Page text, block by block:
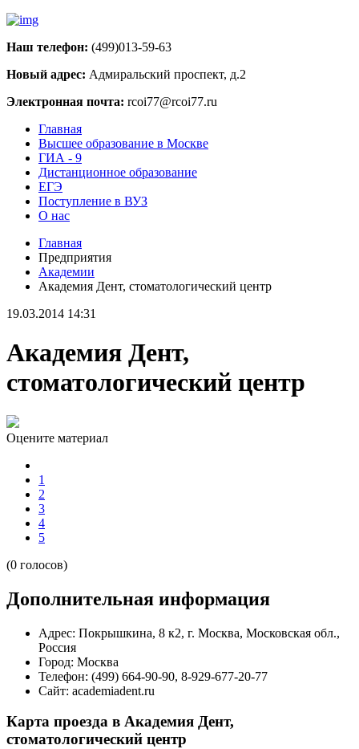
Наш телефон: (499)013-59-63
Новый адрес: Адмиральский проспект, д.2
Электронная почта: rcoi77@rcoi77.ru
Главная
Высшее образование в Москве
ГИА - 9
Дистанционное образование
ЕГЭ
Поступление в ВУЗ
О нас
Главная
Предприятия
Академии
Академия Дент, стоматологический центр
19.03.2014 14:31
Академия Дент,
стоматологический центр
Оцените материал
1
2
3
4
5
(0 голосов)
Дополнительная информация
Адрес: Покрышкина, 8 к2, г. Москва, Московская обл.,
Россия
Город: Москва
Телефон: (499) 664-90-90, 8-929-677-20-77
Сайт: academiadent.ru
Карта проезда в Академия Дент,
стоматологический центр